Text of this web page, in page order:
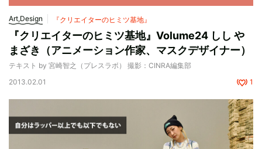
Art,Design 『クリエイターのヒミツ基地』
『クリエイターのヒミツ基地』Volume24 しし や
まざき（アニメーション作家、マスクデザイナー）
テキスト by 宮崎智之（プレスラボ） 撮影：CINRA編集部
2013.02.01
1